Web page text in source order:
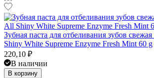
Зубная паста для отбеливания зубов
Shiny White Supreme Enzyme Fresh Mint 60 g
220,10 ₽
В наличии
В корзину